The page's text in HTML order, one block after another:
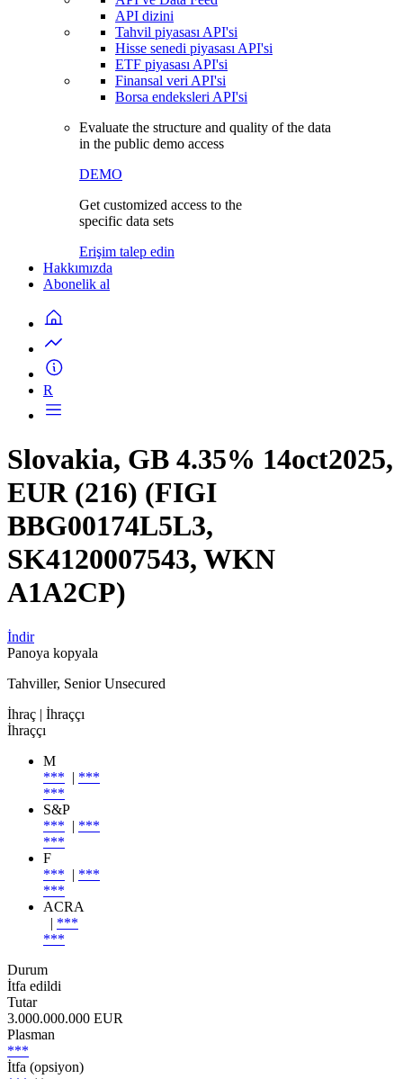
API dizini
Tahvil piyasası API'si
Hisse senedi piyasası API'si
ETF piyasası API'si
Finansal veri API'si
Borsa endeksleri API'si
Evaluate the structure and quality of the data
in the public demo access
DEMO
Get customized access to the
specific data sets
Erişim talep edin
Hakkımızda
Abonelik al
R
Slovakia, GB 4.35% 14oct2025,
EUR (216) (FIGI
BBG00174L5L3,
SK4120007543, WKN
A1A2CP)
İndir
Panoya kopyala
Tahviller, Senior Unsecured
İhraç | İhraççı
İhraççı
M
*** | ***
***
S&P
*** | ***
***
F
*** | ***
***
ACRA
| ***
***
Durum
İtfa edildi
Tutar
3.000.000.000 EUR
Plasman
***
İtfa (opsiyon)